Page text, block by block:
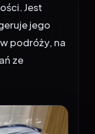
Jest
jego
podróży, na
ze